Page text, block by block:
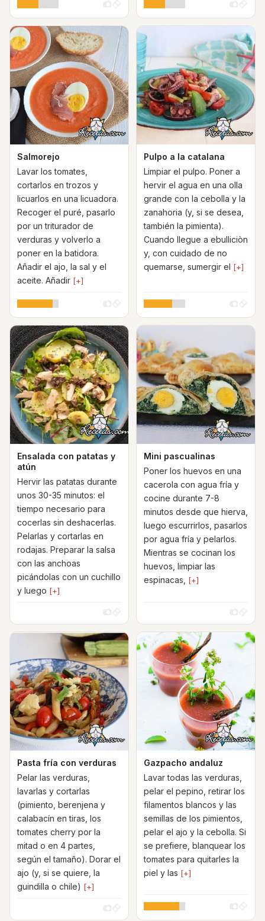
Salmorejo
Lavar los tomates,
cortarlos en trozos y
licuarlos en una licuadora.
Recoger el puré, pasarlo
por un triturador de
verduras y volverlo a
poner en la batidora.
Añadir el ajo, la sal y el
aceite. Añadir [+]
Pulpo a la catalana
Limpiar el pulpo. Poner a
hervir el agua en una olla
grande con la cebolla y la
zanahoria (y, si se desea,
también la pimienta).
Cuando llegue a ebulliciòn
y, con cuidado de no
quemarse, sumergir el [+]
Ensalada con patatas y
atún
Hervir las patatas durante
unos 30-35 minutos: el
tiempo necesario para
cocerlas sin deshacerlas.
Pelarlas y cortarlas en
rodajas. Preparar la salsa
con las anchoas
picándolas con un cuchillo
y luego [+]
Mini pascualinas
Poner los huevos en una
cacerola con agua fría y
cocine durante 7-8
minutos desde que hierva,
luego escurrirlos, pasarlos
por agua fría y pelarlos.
Mientras se cocinan los
huevos, limpiar las
espinacas, [+]
Pasta fría con verduras
Pelar las verduras,
lavarlas y cortarlas
(pimiento, berenjena y
calabacín en tiras, los
tomates cherry por la
mitad o en 4 partes,
según el tamaño). Dorar el
ajo (y, si se quiere, la
guindilla o chile) [+]
Gazpacho andaluz
Lavar todas las verduras,
pelar el pepino, retirar los
filamentos blancos y las
semillas de los pimientos,
pelar el ajo y la cebolla. Si
se prefiere, blanquear los
tomates para quitarles la
piel y las [+]